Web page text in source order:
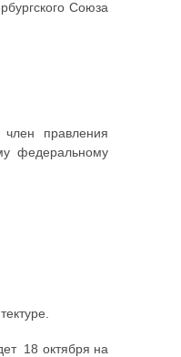
Союза
правления
федеральному
18 октября на